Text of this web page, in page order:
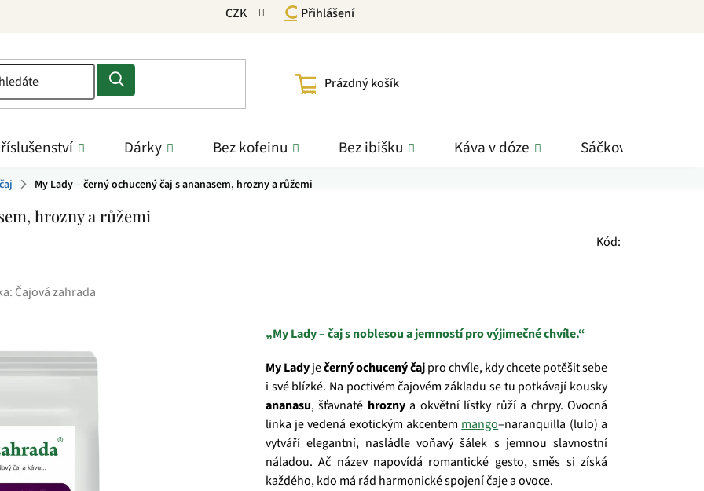
CZK Přihlášení
NÁKUPNÍ
Prázdný košík
Dárky Bez kofeinu Bez ibišku Káva v dóze Sáčkové čaje
My Lady – černý ochucený čaj s ananasem, hrozny a růžemi
hrozny a růžemi
Kód:
Čajová zahrada
„My Lady – čaj s noblesou a jemností pro výjimečné chvíle.“
My Ladyječerný ochucený čajpro chvíle, kdy chcete potěšit sebe
i své blízké. Na poctivém čajovém základu se tu potkávají kousky
ananasu, šťavnaté hroznya okvětní lístky růží a chrpy. Ovocná
linka je vedená exotickým akcentem mango–naranquilla (lulo) a
vytváří elegantní, nasládle voňavý šálek s jemnou slavnostní
náladou. Ač název napovídá romantické gesto, směs si získá
každého, kdo má rád harmonické spojení čaje a ovoce.